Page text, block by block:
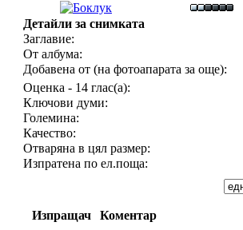
Детайли за снимката
Заглавие:
От албума:
Добавена от (на фотоапарата за още):
Оценка - 14 глас(а):
Ключови думи:
Големина:
Качество:
Отваряна в цял размер:
Изпратена по ел.поща:
Изпращач Коментар